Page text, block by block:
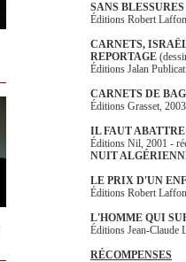
SANS
Éditions Robert
CARNETS,
REPORTAGE
Éditions Jalan
CARNETS DE
Éditions Grasset,
IL FAUT
Éditions Nil, 2001 -
NUIT
LE PRIX D'UN
Éditions Robert
L'HOMME QUI
Éditions Jean-Claude
RÉCOMPENSES